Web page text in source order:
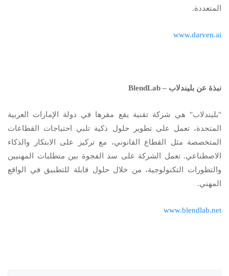
المتعددة.
www.darven.ai
نبذة عن بليندلاب – BlendLab
"بليندلاب" هي شركة تقنية يقع مقرها في دولة الإمارات العربية
المتحدة، تعمل على تطوير حلول ذكية تلبي احتياجات
القطاعات
المتخصصة مثل القطاع القانوني، مع تركيز على الابتكار والذكاء
الاصطناعي. تعمل الشركة على سد الفجوة بين متطلبات المهنيين
والتطورات التكنولوجية، من خلال حلول قابلة للتطبيق في الواقع
المهني.
www.blendlab.net